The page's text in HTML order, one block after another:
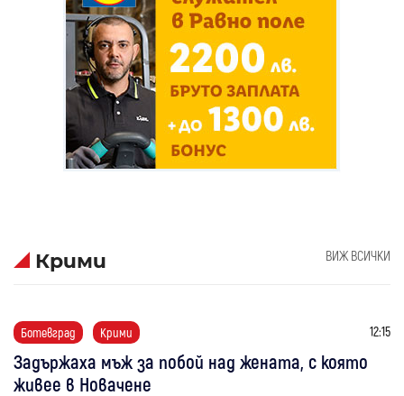
Крими ВИЖ ВСИЧКИ
Ботевград Крими 12:15
Задържаха мъж за побой над жената, с която
живее в Новачене